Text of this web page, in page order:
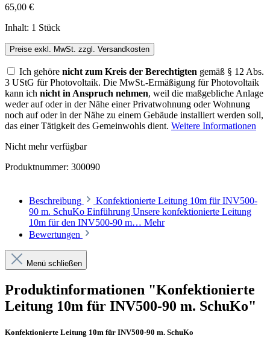
65,00 €
Inhalt: 1 Stück
Preise exkl. MwSt. zzgl. Versandkosten
Ich gehöre nicht zum Kreis der Berechtigten gemäß § 12 Abs.
3 UStG für Photovoltaik. Die MwSt.-Ermäßigung für Photovoltaik
kann ich nicht in Anspruch nehmen, weil die maßgebliche Anlage
weder auf oder in der Nähe einer Privatwohnung oder Wohnung
noch auf oder in der Nähe zu einem Gebäude installiert werden soll,
das einer Tätigkeit des Gemeinwohls dient. Weitere Informationen
Nicht mehr verfügbar
Produktnummer: 300090
Beschreibung
Konfektionierte Leitung 10m für INV500-
90 m. SchuKo Einführung Unsere konfektionierte Leitung
10m für den INV500-90 m… Mehr
Bewertungen
Menü schließen
Produktinformationen "Konfektionierte
Leitung 10m für INV500-90 m. SchuKo"
Konfektionierte Leitung 10m für INV500-90 m. SchuKo